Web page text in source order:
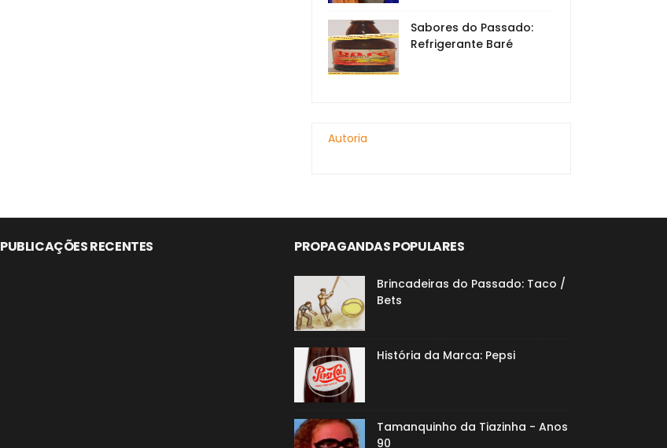
Sabores do Passado:
Refrigerante Baré
Autoria
PUBLICAÇÕES RECENTES PROPAGANDAS POPULARES
Brincadeiras do Passado: Taco /
Bets
História da Marca: Pepsi
Tamanquinho da Tiazinha - Anos
90